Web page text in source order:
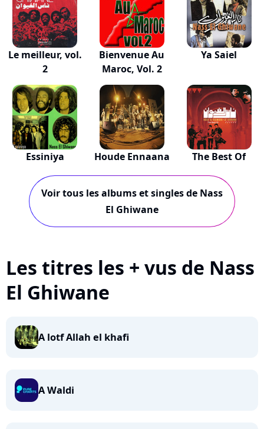
Le meilleur, vol.
2
Bienvenue Au
Maroc, Vol. 2
Ya Saiel
Essiniya Houde Ennaana The Best Of
Voir tous les albums et singles de Nass
El Ghiwane
Les titres les + vus de Nass
El Ghiwane
A lotf Allah el khafi
A Waldi